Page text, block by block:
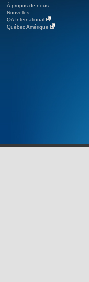
À propos de nous
Nouvelles
QA International
Québec Amérique